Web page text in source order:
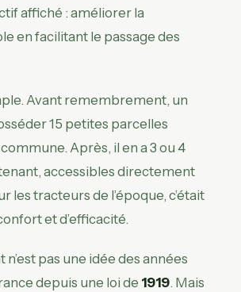
affiché : améliorer la
en facilitant le passage des
Avant remembrement, un
15 petites parcelles
Après, il en a 3 ou 4
accessibles directement
les tracteurs de l’époque, c’était
et d’efficacité.
pas une idée des années
depuis une loi de 1919. Mais